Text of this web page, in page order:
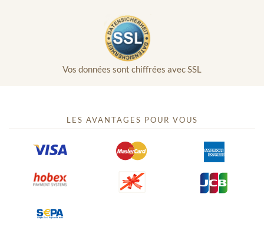
Vos données sont chiffrées avec SSL
LES AVANTAGES POUR VOUS